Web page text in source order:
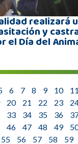
realizará
y
el Día del
6 7 8 9 10 11
20 21 22 23
33 34 35 36
46 47 48 49
55
56 57 58 59